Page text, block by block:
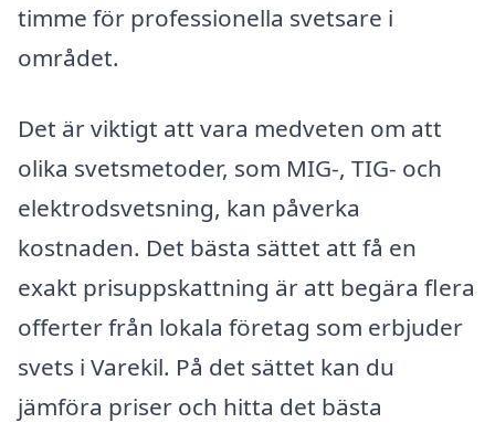
timme för professionella svetsare i
området.
Det är viktigt att vara medveten om att
olika svetsmetoder, som MIG-, TIG- och
elektrodsvetsning, kan påverka
kostnaden. Det bästa sättet att få en
exakt prisuppskattning är att begära flera
offerter från lokala företag som erbjuder
svets i Varekil. På det sättet kan du
jämföra priser och hitta det bästa